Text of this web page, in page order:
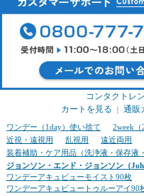
コンタクトレ
カートを見る ｜ 通販
ワンデー（1day）使い捨て 2week（
近視・遠視用
乱視用 遠近両用
装着補助・ケア用品（洗浄液・保存液
ジョンソン・エンド・ジョンソン（
ワンデーアキュビューモイスト90枚
ワンデーアキュビュートゥルーアイ90